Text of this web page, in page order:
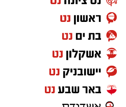
אבל מעבר לשאלת השוויון
עצמי איזה מסר אנחנו
לציבור הישראלי ולעולם כולו.
מה הם רואים?
עם שמפוצל למחנות.